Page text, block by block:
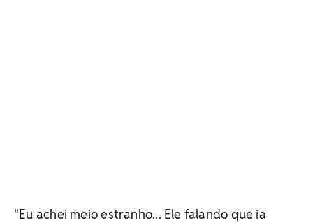
"Eu achei meio estranho... Ele falando que ia